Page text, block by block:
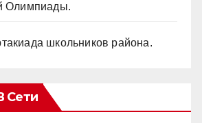
Олимпиады.
школьников района.
Сети